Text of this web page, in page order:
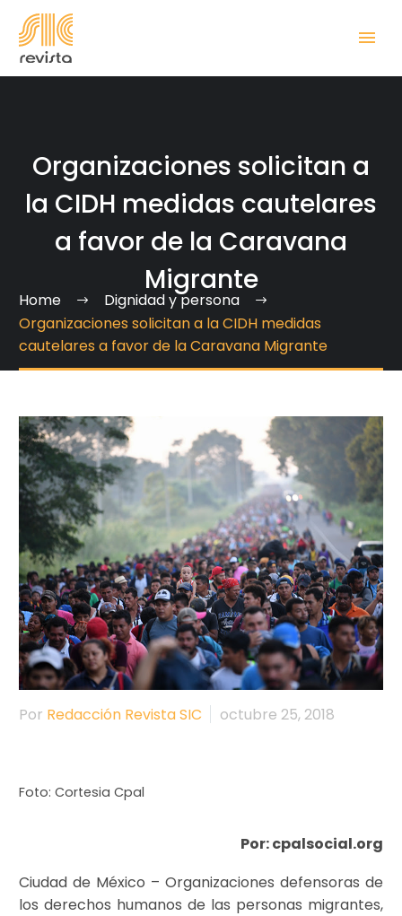
Organizaciones solicitan a
la CIDH medidas cautelares
a favor de la Caravana
Migrante
Home
Dignidad y persona
Organizaciones solicitan a la CIDH medidas
cautelares a favor de la Caravana Migrante
Por Redacción Revista SIC octubre 25, 2018
Foto: Cortesia Cpal
Por: cpalsocial.org
Ciudad de México – Organizaciones defensoras de
los derechos humanos de las personas migrantes,